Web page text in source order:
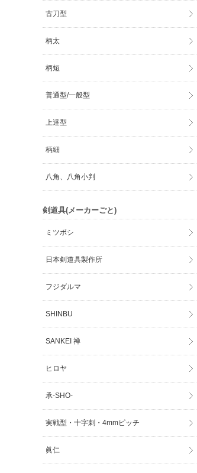
古刀型
柄太
柄短
普通型/一般型
上達型
柄細
八角、八角小判
剣道具(メーカーごと)
ミツボシ
日本剣道具製作所
フジダルマ
SHINBU
SANKEI 禅
ヒロヤ
承-SHO-
実戦型・十字刺・4mmピッチ
眞仁